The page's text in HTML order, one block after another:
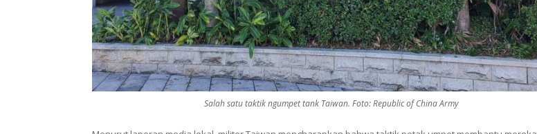
Salah satu taktik ngumpet tank Taiwan. Foto: Republic of China Army